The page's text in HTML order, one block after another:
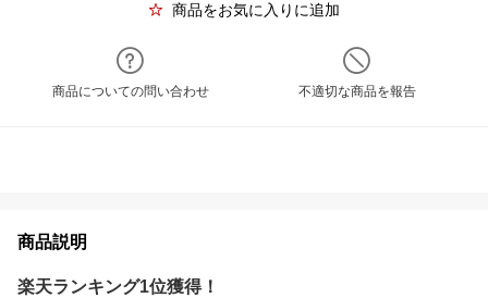
商品をお気に入りに追加
商品についての問い合わせ 不適切な商品を報告
商品説明
楽天ランキング1位獲得！